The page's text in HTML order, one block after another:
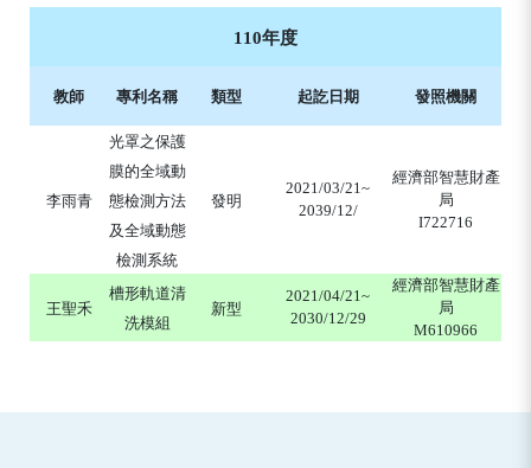
110年度
教師 專利名稱 類型 起訖日期 發照機關
李雨青
光罩之保護
膜的全域動
態檢測方法
及全域動態
檢測系統
發明
2021/03/21~
2039/12/
經濟部智慧財產
局
I722716
王聖禾
槽形軌道清
洗模組
新型
2021/04/21~
2030/12/29
經濟部智慧財產
局
M610966